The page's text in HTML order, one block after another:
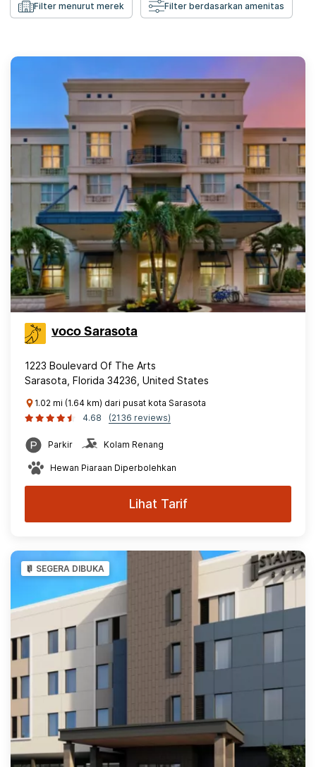
Filter menurut merek Filter berdasarkan amenitas
voco Sarasota
1223 Boulevard Of The Arts
Sarasota, Florida 34236, United States
1.02 mi (1.64 km) dari pusat kota Sarasota
4.68
(2136 reviews)
Parkir Kolam Renang
Hewan Piaraan Diperbolehkan
Lihat Tarif
SEGERA DIBUKA